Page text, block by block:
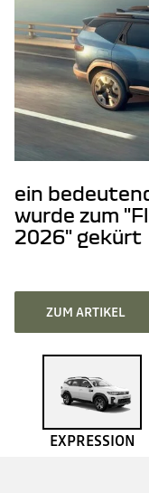
ein
wurde zum
2026" gekürt
ZUM ARTIKEL
EXPRESSION